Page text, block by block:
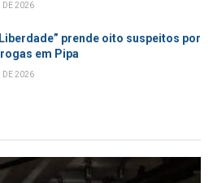
DE 2026
prende oito suspeitos por
em Pipa
DE 2026